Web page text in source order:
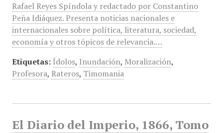
Rafael Reyes Spíndola y redactado por Constantino
Peña Idiáquez. Presenta noticias nacionales e
internacionales sobre política, literatura, sociedad,
economía y otros tópicos de relevancia.…
Etiquetas: Ídolos, Inundación, Moralización,
Profesora, Rateros, Timomania
El Diario del Imperio, 1866, Tomo